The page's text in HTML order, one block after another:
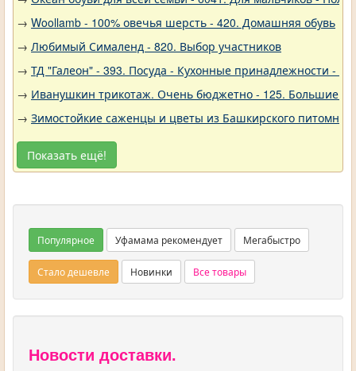
→ Woollamb - 100% овечья шерсть - 420. Домашняя обувь
→ Любимый Сималенд - 820. Выбор участников
→ ТД "Галеон" - 393. Посуда - Кухонные принадлежности -
→ Иванушкин трикотаж. Очень бюджетно - 125. Большие
→ Зимостойкие саженцы и цветы из Башкирского
Показать ещё!
Популярное Уфамама рекомендует Мегабыстро
Стало дешевле Новинки Все товары
Новости доставки.